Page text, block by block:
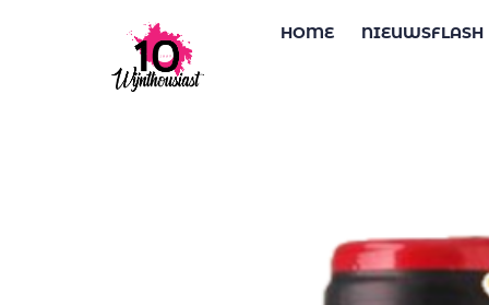
HOME NIEUWSFLASH